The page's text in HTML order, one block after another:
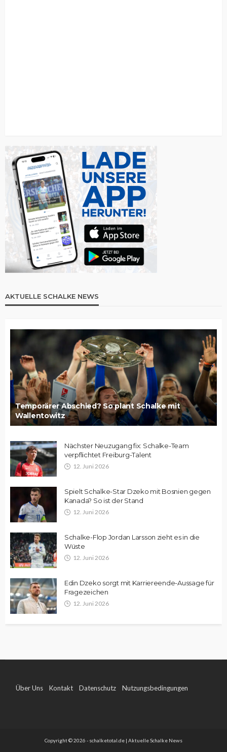
AKTUELLE SCHALKE NEWS
Temporärer Abschied? So plant Schalke mit
Wallentowitz
Nächster Neuzugang fix: Schalke-Team
verpflichtet Freiburg-Talent
12. Juni 2026
Spielt Schalke-Star Dzeko mit Bosnien gegen
Kanada? So ist der Stand
12. Juni 2026
Schalke-Flop Jordan Larsson zieht es in die
Wüste
12. Juni 2026
Edin Dzeko sorgt mit Karriereende-Aussage für
Fragezeichen
12. Juni 2026
Über Uns Kontakt Datenschutz Nutzungsbedingungen
Copyright © 2026 - schalketotal.de | Aktuelle Schalke News